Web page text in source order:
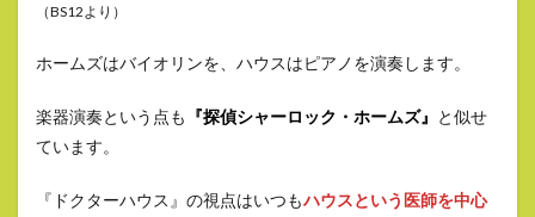
（BS12より）
ホームズはバイオリンを、ハウスはピアノを演奏します。
楽器演奏という点も 『探偵シャーロック・ホームズ』 と似せ
ています。
『ドクターハウス』の視点はいつもハウスという医師を中心